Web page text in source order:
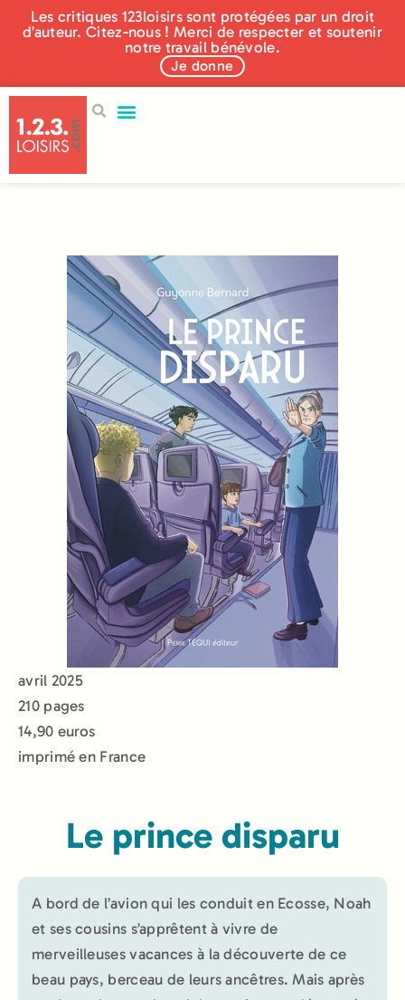
Les critiques 123loisirs sont protégées par un droit
d’auteur. Citez-nous ! Merci de respecter et soutenir
notre travail bénévole.
Je donne
avril 2025
210 pages
14,90 euros
imprimé en France
Le prince disparu
A bord de l’avion qui les conduit en Ecosse, Noah
et ses cousins s’apprêtent à vivre de
merveilleuses vacances à la découverte de ce
beau pays, berceau de leurs ancêtres. Mais après